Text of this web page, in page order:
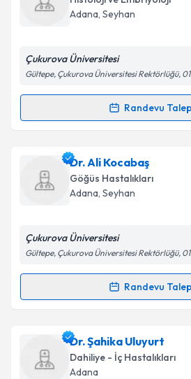
takvim hazırlandığında e-posta
Kişisel verilerimin
Metni'ni okudum ve kişisel
Takvim Talebini
Adana, Seyhan
Çukurova Üniversitesi
Gültepe, Çukurova Üniversitesi Rektörlüğü,
Randevu
Randevu Takvimi Talebi
Dr. Ufuk Özgü Meteiçin
oluşturun. Size bu uzmandan
takvim hazırlandığında e-posta
Kişisel verilerimin
Metni'ni okudum ve kişisel
Takvim Talebini
Dr. Ali Kocabaş
Göğüs Hastalıkları
Adana, Seyhan
Çukurova Üniversitesi
Gültepe, Çukurova Üniversitesi Rektörlüğü,
Randevu
Randevu Takvimi Talebi
Dr. Ali Kocabaşiçin randevu
Size bu uzmandan randevu
hazırlandığında e-posta ile
Dr. Şahika Uluyurt
Dahiliye - İç Hastalıkları
Adana